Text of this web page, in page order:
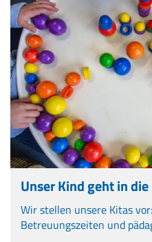
Unser Kind geht in
Wir stellen unsere Kitas
Betreuungszeiten und